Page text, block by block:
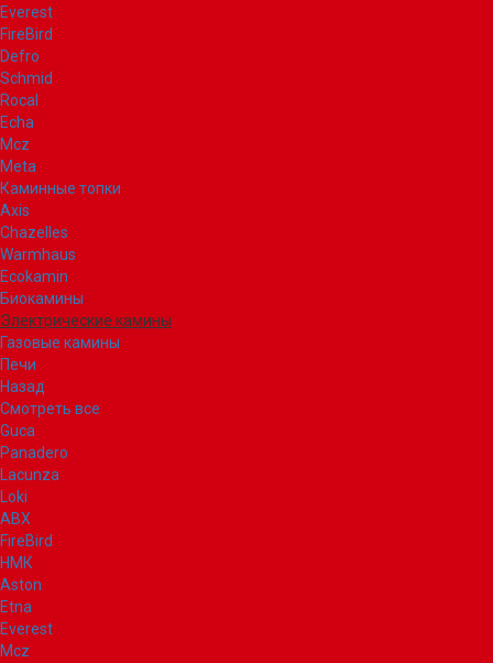
Everest
FireBird
Defro
Schmid
Rocal
Echa
Mcz
Meta
Каминные топки
Axis
Chazelles
Warmhaus
Ecokamin
Биокамины
Электрические камины
Газовые камины
Печи
Назад
Смотреть все
Guca
Panadero
Lacunza
Loki
ABX
FireBird
НМК
Aston
Etna
Everest
Mcz